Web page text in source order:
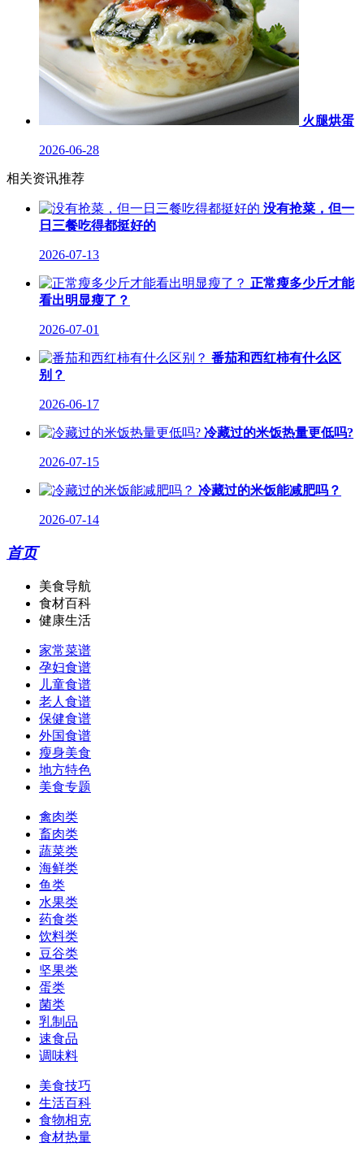
火腿烘蛋
2026-06-28
相关资讯推荐
没有抢菜，但一
日三餐吃得都挺好的
2026-07-13
正常瘦多少斤才能
看出明显瘦了？
2026-07-01
番茄和西红柿有什么区
别？
2026-06-17
冷藏过的米饭热量更低吗?
2026-07-15
冷藏过的米饭能减肥吗？
2026-07-14
首页
美食导航
食材百科
健康生活
家常菜谱
孕妇食谱
儿童食谱
老人食谱
保健食谱
外国食谱
瘦身美食
地方特色
美食专题
禽肉类
畜肉类
蔬菜类
海鲜类
鱼类
水果类
药食类
饮料类
豆谷类
坚果类
蛋类
菌类
乳制品
速食品
调味料
美食技巧
生活百科
食物相克
食材热量